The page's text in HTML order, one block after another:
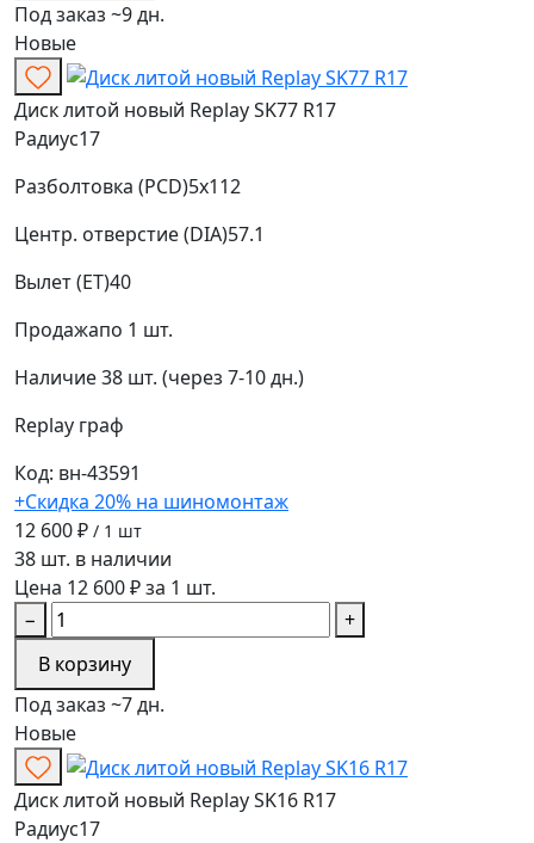
Под заказ ~9 дн.
Новые
Диск литой новый Replay SK77 R17
Радиус17
Разболтовка (PCD)5x112
Центр. отверстие (DIA)57.1
Вылет (ET)40
Продажапо 1 шт.
Наличие38 шт. (через 7-10 дн.)
Replay граф
Код: вн-43591
+Скидка 20% на шиномонтаж
12 600 ₽ / 1 шт
38 шт. в наличии
Цена 12 600 ₽ за 1 шт.
−
+
В корзину
Под заказ ~7 дн.
Новые
Диск литой новый Replay SK16 R17
Радиус17